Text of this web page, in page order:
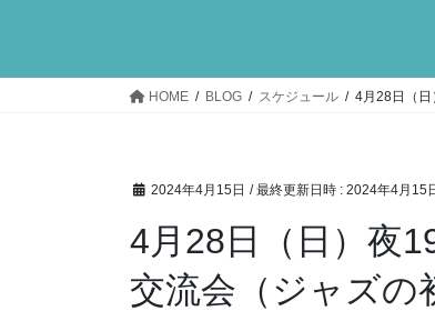
HOME BLOG スケジュール 4月28日（日
2024年4月15日 / 最終更新日時 : 2024年4月15
4月28日（日）夜
交流会（ジャズの